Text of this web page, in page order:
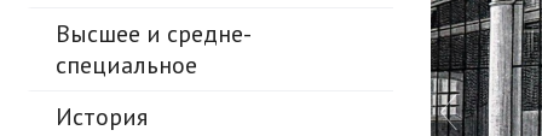
Наука и техника
Политика
Высшее и средне-
специальное
История